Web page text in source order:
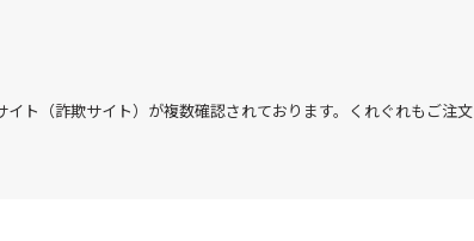
ト（詐欺サイト）が複数確認されております。くれぐれもご注文